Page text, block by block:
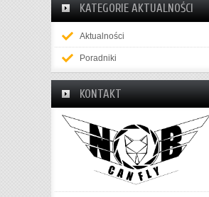
KATEGORIE AKTUALNOŚCI
Aktualności
Poradniki
KONTAKT